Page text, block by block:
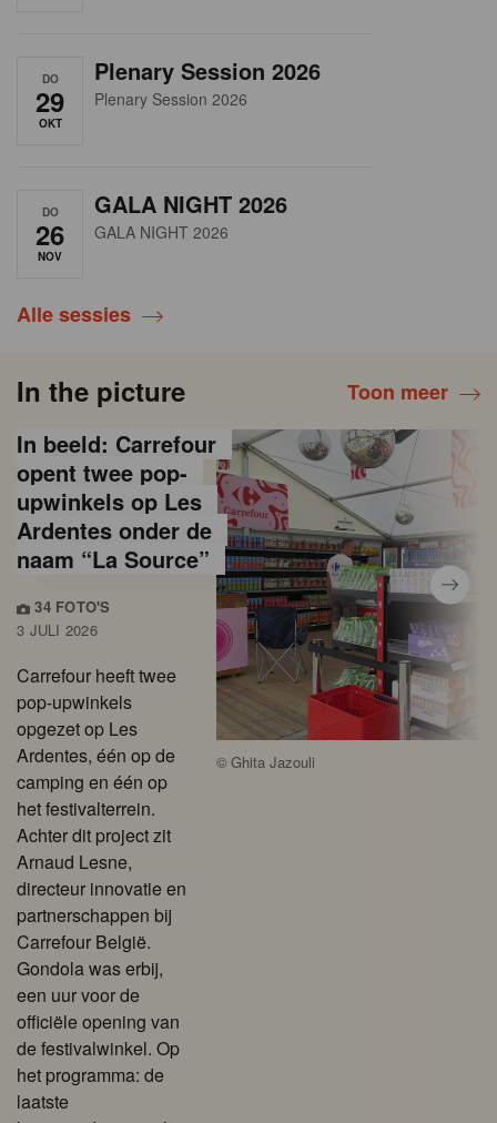
DO
29
OKT
Plenary Session 2026
Plenary Session 2026
DO
26
NOV
GALA NIGHT 2026
GALA NIGHT 2026
Alle sessies
In the picture Toon meer
In beeld: Carrefour
opent twee pop-
upwinkels op Les
Ardentes onder de
naam “La Source”
34 FOTO'S
3 JULI 2026
Carrefour heeft twee
pop-upwinkels
opgezet op Les
Ardentes, één op de
camping en één op
het festivalterrein.
Achter dit project zit
Arnaud Lesne,
directeur innovatie en
partnerschappen bij
Carrefour België.
Gondola was erbij,
een uur voor de
officiële opening van
de festivalwinkel. Op
het programma: de
laatste
©Ghita Jazouli